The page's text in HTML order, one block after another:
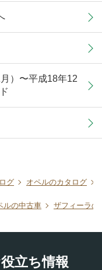
）〜平成18年12
グ オペルのカタログ
ルの中古車 ザフィーラの
立ち情報